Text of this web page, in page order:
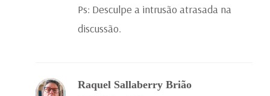
Ps: Desculpe a intrusão atrasada na
discussão.
Raquel Sallaberry Brião